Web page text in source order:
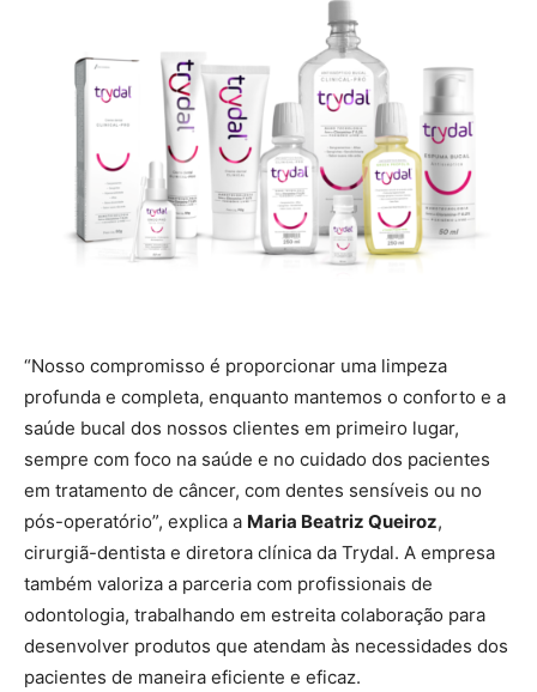
“Nosso compromisso é proporcionar uma limpeza
profunda e completa, enquanto mantemos o conforto e a
saúde bucal dos nossos clientes em primeiro lugar,
sempre com foco na saúde e no cuidado dos pacientes
em tratamento de câncer, com dentes sensíveis ou no
pós-operatório”, explica a Maria Beatriz Queiroz,
cirurgiã-dentista e diretora clínica da Trydal. A empresa
também valoriza a parceria com profissionais de
odontologia, trabalhando em estreita colaboração para
desenvolver produtos que atendam às necessidades dos
pacientes de maneira eficiente e eficaz.